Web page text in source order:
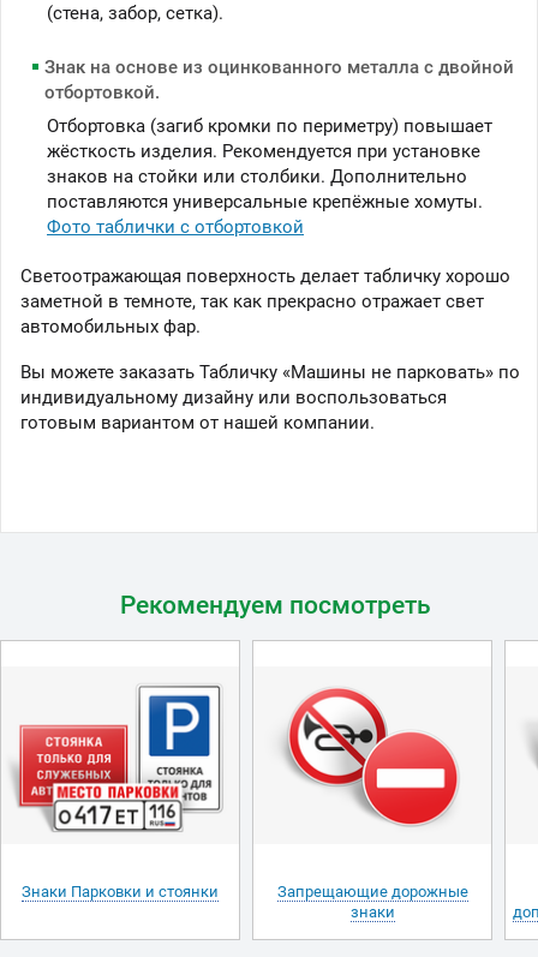
(стена, забор, сетка).
Знак на основе из оцинкованного металла с двойной
отбортовкой.
Отбортовка (загиб кромки по периметру) повышает
жёсткость изделия. Рекомендуется при установке
знаков на стойки или столбики. Дополнительно
поставляются универсальные крепёжные хомуты.
Фото таблички с отбортовкой
Светоотражающая поверхность делает табличку хорошо
заметной в темноте, так как прекрасно отражает свет
автомобильных фар.
Вы можете заказать Табличку «Машины не парковать» по
индивидуальному дизайну или воспользоваться
готовым вариантом от нашей компании.
Рекомендуем посмотреть
Знаки Парковки и стоянки
Запрещающие дорожные
знаки